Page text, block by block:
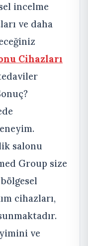
incelme
ve daha
Cihazları
salonu
Group size
cihazları,
ve